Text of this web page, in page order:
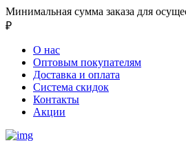
Минимальная сумма заказа для
₽
О нас
Оптовым покупателям
Доставка и оплата
Система скидок
Контакты
Акции